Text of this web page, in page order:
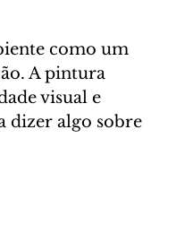
como um
A pintura
visual e
dizer algo sobre